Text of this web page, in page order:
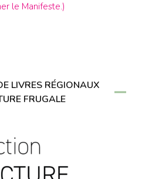
le Manifeste.)
LIVRES RÉGIONAUX
FRUGALE